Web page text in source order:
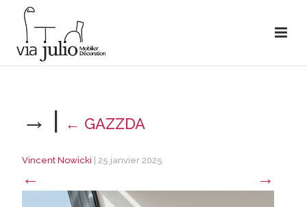
→ | ← GAZZDA
Vincent Nowicki 25 janvier 2025
← →